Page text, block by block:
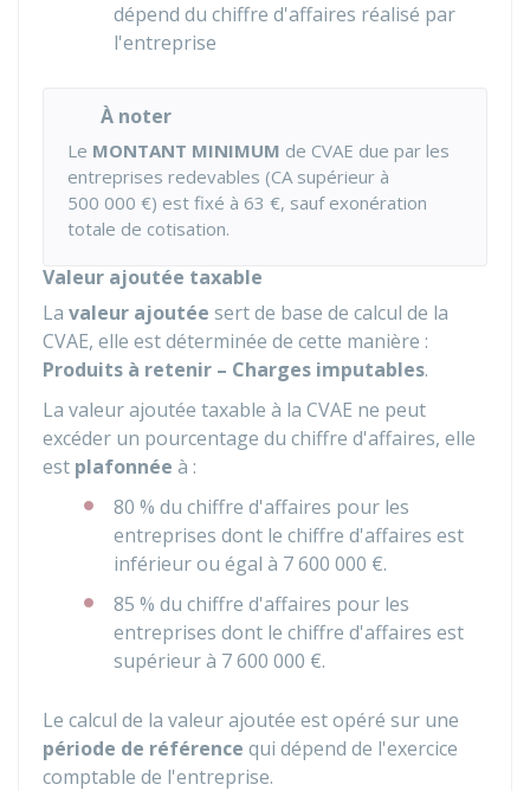
dépend du chiffre d'affaires réalisé par
l'entreprise
À noter
Le MONTANT MINIMUM de CVAE due par les
entreprises redevables (CA supérieur à
500 000 €) est fixé à 63 €, sauf exonération
totale de cotisation.
Valeur ajoutée taxable
La valeur ajoutée sert de base de calcul de la
CVAE, elle est déterminée de cette manière :
Produits à retenir – Charges imputables.
La valeur ajoutée taxable à la CVAE ne peut
excéder un pourcentage du chiffre d'affaires, elle
est plafonnée à :
80 % du chiffre d'affaires pour les
entreprises dont le chiffre d'affaires est
inférieur ou égal à 7 600 000 €.
85 % du chiffre d'affaires pour les
entreprises dont le chiffre d'affaires est
supérieur à 7 600 000 €.
Le calcul de la valeur ajoutée est opéré sur une
période de référence qui dépend de l'exercice
comptable de l'entreprise.